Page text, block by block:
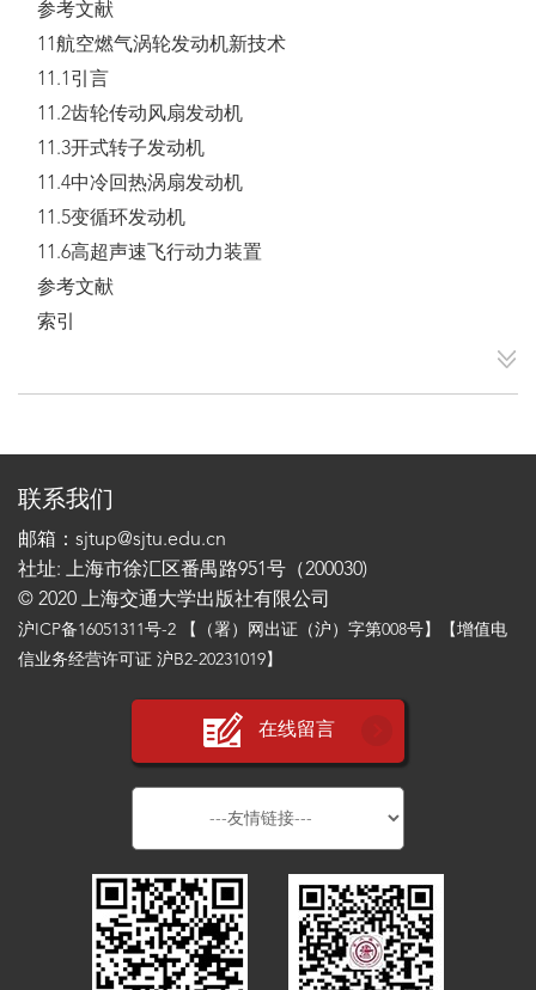
参考文献
11航空燃气涡轮发动机新技术
11.1引言
11.2齿轮传动风扇发动机
11.3开式转子发动机
11.4中冷回热涡扇发动机
11.5变循环发动机
11.6高超声速飞行动力装置
参考文献
索引
联系我们
邮箱：sjtup@sjtu.edu.cn
社址: 上海市徐汇区番禺路951号（200030)
© 2020 上海交通大学出版社有限公司
沪ICP备16051311号-2 【（署）网出证（沪）字第008号】【增值电
信业务经营许可证 沪B2-20231019】
在线留言